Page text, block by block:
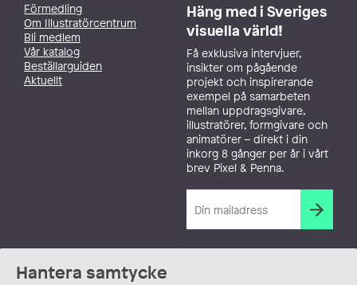
Hantera samtycke
Förmedling
Om Illustratörcentrum
Bli medlem
Vår katalog
Beställarguiden
Aktuellt
Häng med i Sveriges
visuella värld!
Få exklusiva intervjuer,
insikter om pågående
projekt och inspirerande
exempel på samarbeten
mellan uppdragsgivare,
illustratörer, formgivare och
animatörer – direkt i din
inkorg 8 gånger per år i vårt
brev Pixel & Penna.